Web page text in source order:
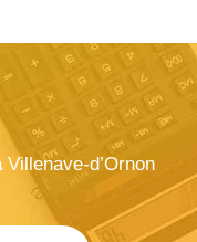
d’Ornon